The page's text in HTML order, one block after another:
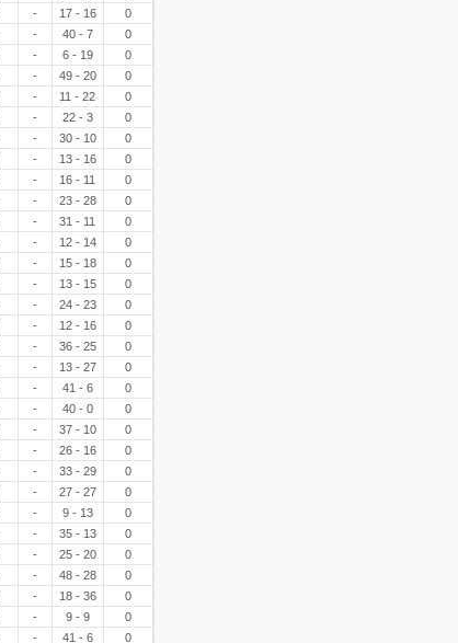
- 17 - 16
0
- 40 - 7
0
- 6 - 19
0
- 49 - 20
0
- 11 - 22
0
- 22 - 3
0
- 30 - 10
0
- 13 - 16
0
- 16 - 11
0
- 23 - 28
0
- 31 - 11
0
- 12 - 14
0
- 15 - 18
0
- 13 - 15
0
- 24 - 23
0
- 12 - 16
0
- 36 - 25
0
- 13 - 27
0
- 41 - 6
0
- 40 - 0
0
- 37 - 10
0
- 26 - 16
0
- 33 - 29
0
- 27 - 27
0
- 9 - 13
0
- 35 - 13
0
- 25 - 20
0
- 48 - 28
0
- 18 - 36
0
- 9 - 9
0
- 41 - 6 0